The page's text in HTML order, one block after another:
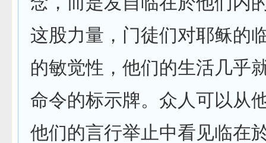
这股力量，门徒们对耶稣的
的敏觉性，他们的生活几乎
命令的标示牌。众人可以从
他们的言行举止中看见临在